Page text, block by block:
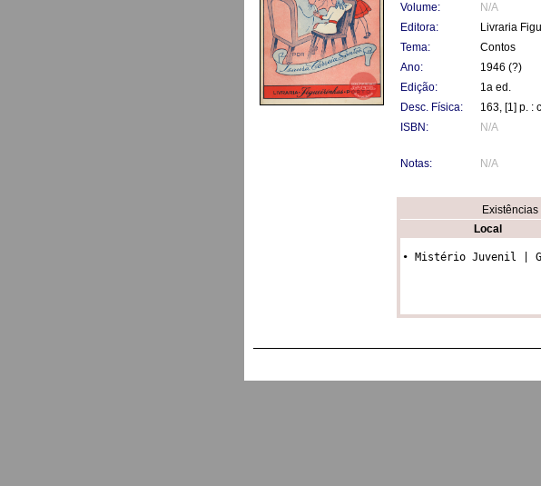
Volume:
N/A
Editora:
Livraria
Tema:
Contos
Ano:
1946 (?)
Edição:
1a ed.
Desc. Física:
163, [1] p. :
ISBN:
N/A
Notas: N/A
Local
• Mistério Juvenil |